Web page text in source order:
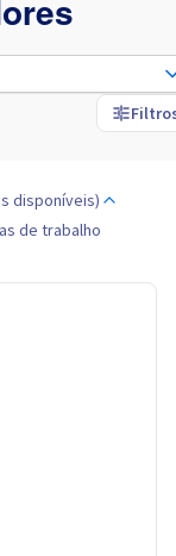
disponíveis)
de trabalho